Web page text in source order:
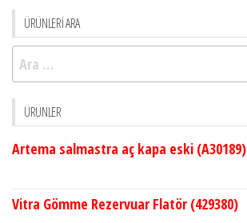
ÜRÜNLERİ ARA
Arama:
ÜRÜNLER
Artema salmastra aç kapa eski (A30189)
Vitra Gömme Rezervuar Flatör (429380)